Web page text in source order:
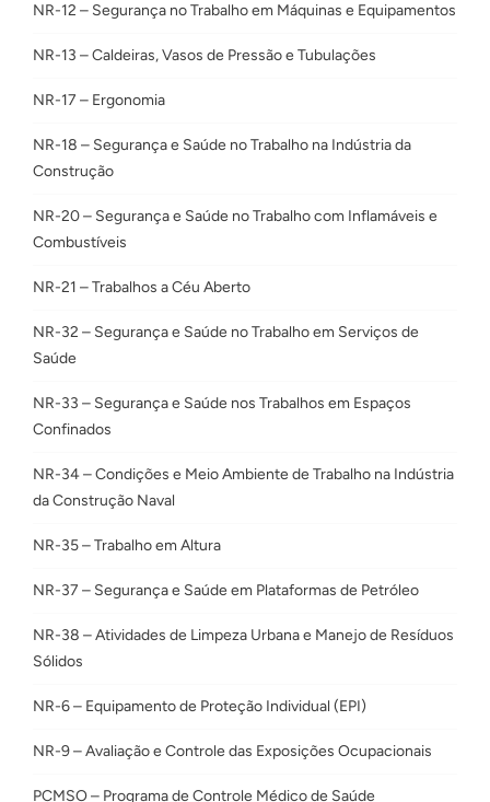
NR-12 – Segurança no Trabalho em Máquinas e Equipamentos
NR-13 – Caldeiras, Vasos de Pressão e Tubulações
NR-17 – Ergonomia
NR-18 – Segurança e Saúde no Trabalho na Indústria da
Construção
NR-20 – Segurança e Saúde no Trabalho com Inflamáveis e
Combustíveis
NR-21 – Trabalhos a Céu Aberto
NR-32 – Segurança e Saúde no Trabalho em Serviços de
Saúde
NR-33 – Segurança e Saúde nos Trabalhos em Espaços
Confinados
NR-34 – Condições e Meio Ambiente de Trabalho na Indústria
da Construção Naval
NR-35 – Trabalho em Altura
NR-37 – Segurança e Saúde em Plataformas de Petróleo
NR-38 – Atividades de Limpeza Urbana e Manejo de Resíduos
Sólidos
NR-6 – Equipamento de Proteção Individual (EPI)
NR-9 – Avaliação e Controle das Exposições Ocupacionais
PCMSO – Programa de Controle Médico de Saúde